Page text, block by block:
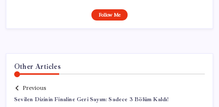
Follow Me
Other Articles
Previous
Sevilen Dizinin Finaline Geri Sayım: Sadece 3 Bölüm Kaldı!